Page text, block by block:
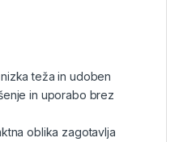
teža in udoben
in uporabo brez
oblika zagotavlja